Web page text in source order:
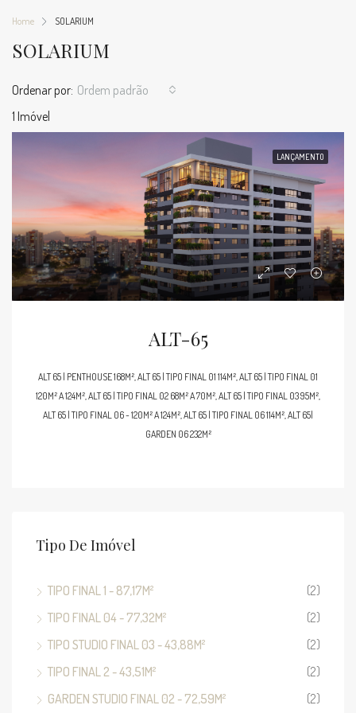
Home SOLARIUM
SOLARIUM
1 Imóvel
Ordenar por: Ordem padrão
LANÇAMENTO
ALT-65
ALT 65 | PENTHOUSE 168M², ALT 65 | TIPO FINAL 01 114M², ALT 65 | TIPO FINAL 01
120M² A 124M², ALT 65 | TIPO FINAL 02 68M² A 70M², ALT 65 | TIPO FINAL 03 95M²,
ALT 65 | TIPO FINAL 06 - 120M² A 124M², ALT 65 | TIPO FINAL 06 114M², ALT 65|
GARDEN 06 232M²
Tipo De Imóvel
TIPO FINAL 1 - 87,17M²
(2)
TIPO FINAL 04 - 77,32M²
(2)
TIPO STUDIO FINAL 03 - 43,88M²
(2)
TIPO FINAL 2 - 43,51M²
(2)
GARDEN STUDIO FINAL 02 - 72,59M²
(2)